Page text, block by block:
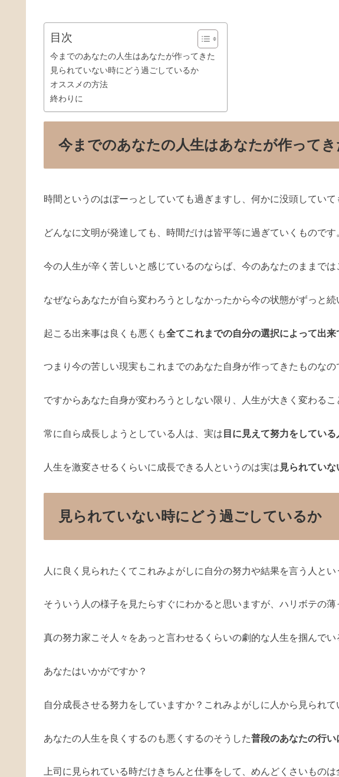
目次
今までのあなたの人生はあなたが作ってきた
見られていない時にどう過ごしているか
オススメの方法
終わりに
今までのあなたの人生はあなたが作ってき
時間というのはぼーっとしていても過ぎますし、何かに没頭していて
どんなに文明が発達しても、時間だけは皆平等に過ぎていくものです
今の人生が辛く苦しいと感じているのならば、今のあなたのままで
なぜならあなたが自ら変わろうとしなかったから今の状態がずっと続
起こる出来事は良くも悪くも全てこれまでの自分の選択によって出来
つまり今の苦しい現実もこれまでのあなた自身が作ってきたものなの
ですからあなた自身が変わろうとしない限り、人生が大きく変わるこ
常に自ら成長しようとしている人は、実は 目に見えて努力をしてい
人生を激変させるくらいに成長できる人というのは実は 見られてい
見られていない時にどう過ごしているか
人に良く見られたくてこれみよがしに自分の努力や結果を言う人と
そういう人の様子を見たらすぐにわかると思いますが、ハリボテの薄
真の努力家こそ人々をあっと言わせるくらいの劇的な人生を掴んでい
あなたはいかがですか？
自分成長させる努力をしていますか？これみよがしに人から見られ
あなたの人生を良くするのも悪くするのそうした普段のあなたの行い
上司に見られている時だけきちんと仕事をして、めんどくさいもの